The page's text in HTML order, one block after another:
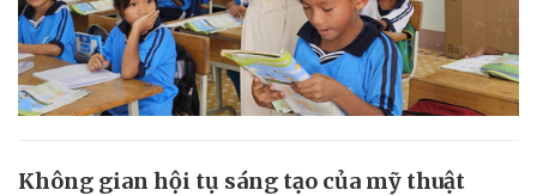
Không gian hội tụ sáng tạo của mỹ thuật